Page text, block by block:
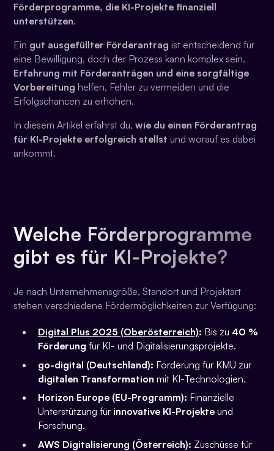
Förderprogramme, die KI-Projekte finanziell
unterstützen.
Ein gut ausgefüllter Förderantrag ist entscheidend für
eine Bewilligung, doch der Prozess kann komplex sein.
Erfahrung mit Förderanträgen und eine sorgfältige
Vorbereitung helfen, Fehler zu vermeiden und die
Erfolgschancen zu erhöhen.
In diesem Artikel erfährst du,wie du einen Förderantrag
für KI-Projekte erfolgreich stellst und worauf es dabei
ankommt.
Welche Förderprogramme
gibt es für KI-Projekte?
Je nach Unternehmensgröße, Standort und Projektart
stehen verschiedene Fördermöglichkeiten zur Verfügung:
Digital Plus 2025 (Oberösterreich): Bis zu 40 %
Förderung für KI- und Digitalisierungsprojekte.
go-digital (Deutschland): Förderung für KMU zur
digitalen Transformation mit KI-Technologien.
Horizon Europe (EU-Programm): Finanzielle
Unterstützung für innovative KI-Projekteund
Forschung.
AWS Digitalisierung (Österreich): Zuschüsse für